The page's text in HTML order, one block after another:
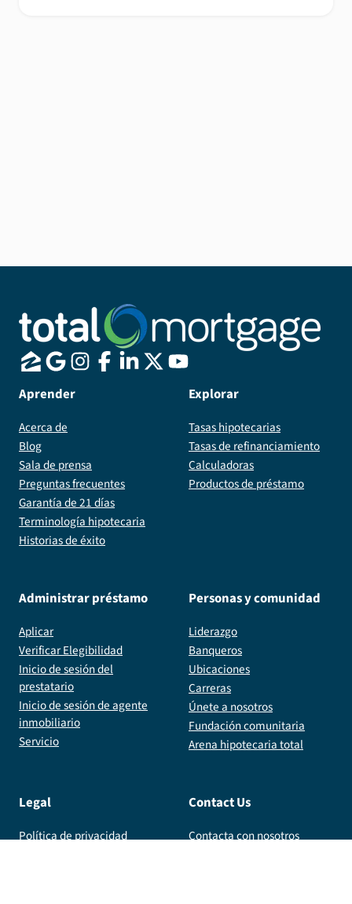
Aprender
Acerca de
Blog
Sala de prensa
Preguntas frecuentes
Garantía de 21 días
Terminología hipotecaria
Historias de éxito
Explorar
Tasas hipotecarias
Tasas de refinanciamiento
Calculadoras
Productos de préstamo
Administrar préstamo
Aplicar
Verificar Elegibilidad
Inicio de sesión del
prestatario
Inicio de sesión de agente
inmobiliario
Servicio
Personas y comunidad
Liderazgo
Banqueros
Ubicaciones
Carreras
Únete a nosotros
Fundación comunitaria
Arena hipotecaria total
Legal
Política de privacidad
Contact Us
Contacta con nosotros